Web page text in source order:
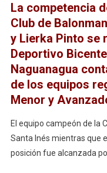
La competencia
Club de
y Lierka Pinto se
Deportivo
Naguanagua
de los equipos
Menor y
El equipo campeón de la
Santa Inés mientras que
posición fue alcanzada